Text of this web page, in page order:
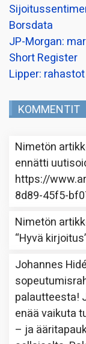
Borsdata
JP-Morgan:
Short Register
Lipper:
KOMMENTIT
Nimetön
ennätti
https://
8d89-45f5-
Nimetön
“Hyvä kirjoitus
Johannes
palautteesta!
enää vaikuta
– ja